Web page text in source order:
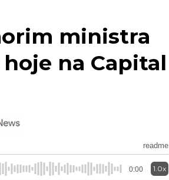
ministra
na Capital
readme
0:00 1.0x